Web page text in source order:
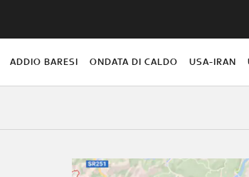
ADDIO BARESI ONDATA DI CALDO USA-IRAN